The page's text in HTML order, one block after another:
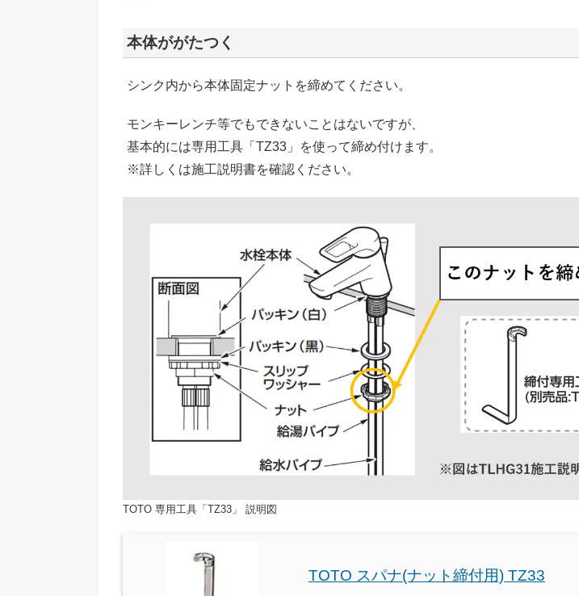
本体ががたつく
シンク内から本体固定ナットを締めてください。
モンキーレンチ等でもできないことはないですが、
基本的には専用工具「TZ33」を使って締め付けます。
※詳しくは施工説明書を確認ください。
TOTO 専用工具「TZ33」 説明図
TOTO スパナ(ナット締付用) TZ33